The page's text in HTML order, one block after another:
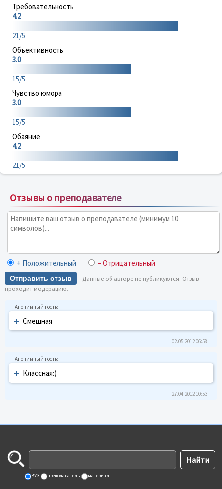
Требовательность
4.2
21/5
Объективность
3.0
15/5
Чувство юмора
3.0
15/5
Обаяние
4.2
21/5
Отзывы о преподавателе
+ Положительный – Отрицательный
Отправить отзыв
Данные об авторе не публикуются. Отзыв
проходит модерацию.
+ Смешная
02.05.2012 06:58
+ Классная:)
27.04.2012 10:53
ВУЗ преподаватель материал